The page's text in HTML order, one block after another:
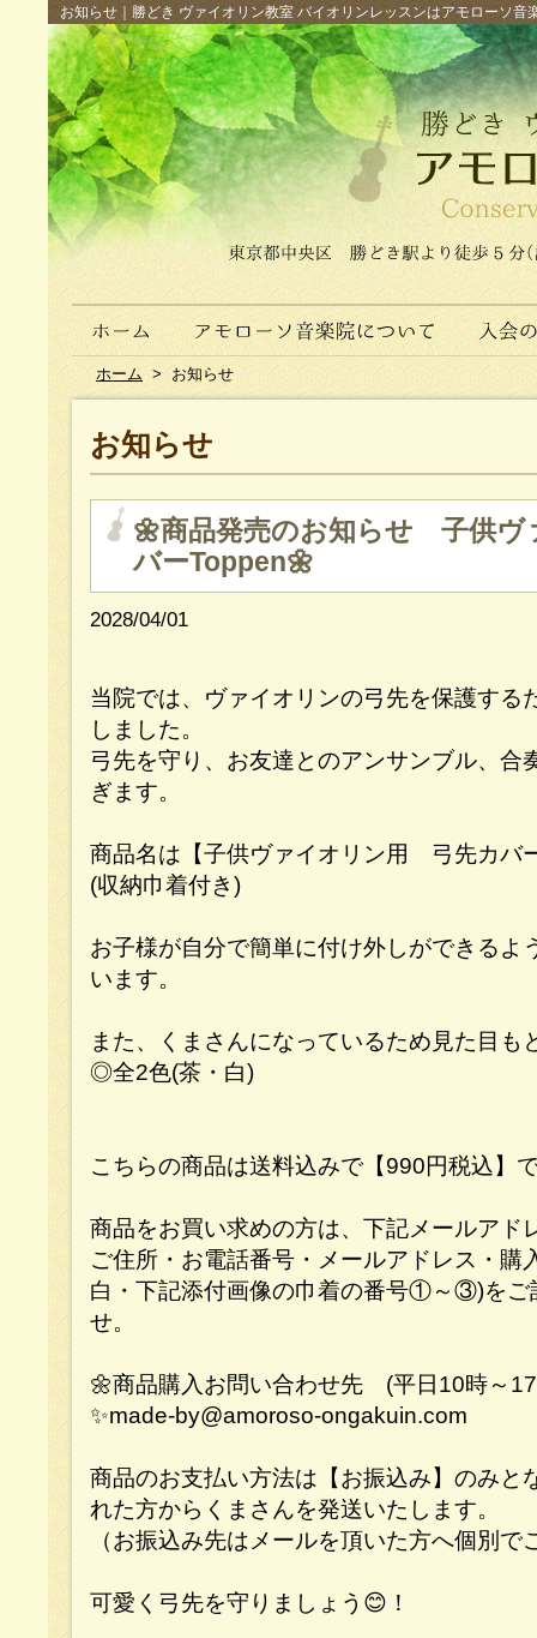
お知らせ｜勝どき ヴァイオリン教室 バイオリンレッスンはアモローソ
ホーム > お知らせ
お知らせ
🌼商品発売のお知らせ 子供
バーToppen🌼
2028/04/01
当院では、ヴァイオリンの弓先を保護する
しました。
弓先を守り、お友達とのアンサンブル、合
ぎます。
商品名は【子供ヴァイオリン用 弓先カ
(収納巾着付き)
お子様が自分で簡単に付け外しができるよ
います。
また、くまさんになっているため見た目も
◎全2色(茶・白)
こちらの商品は送料込みで【990円税込】
商品をお買い求めの方は、下記メールアド
ご住所・お電話番号・メールアドレス・
白・下記添付画像の巾着の番号①～③)をご
せ。
🌼商品購入お問い合わせ先 (平日10時～
✨made-by@amoroso-ongakuin.com
商品のお支払い方法は【お振込み】のみと
れた方からくまさんを発送いたします。
（お振込み先はメールを頂いた方へ個別で
可愛く弓先を守りましょう😊！